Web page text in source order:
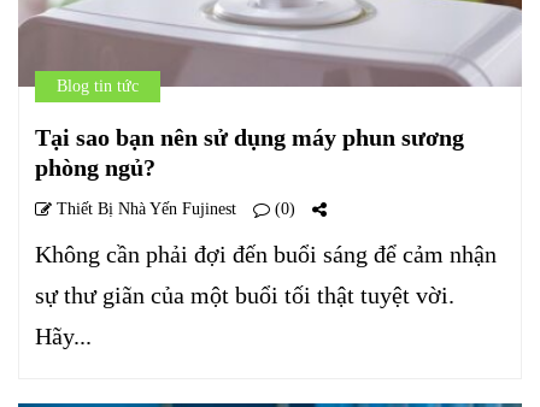
Blog tin tức
Tại sao bạn nên sử dụng máy phun sương
phòng ngủ?
Thiết Bị Nhà Yến Fujinest (0)
Không cần phải đợi đến buổi sáng để cảm nhận
sự thư giãn của một buổi tối thật tuyệt vời.
Hãy...